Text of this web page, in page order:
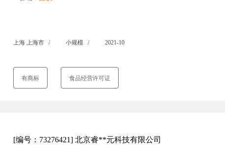
上海 上海市 / 小规模 / 2021-10
有商标 食品经营许可证
[编号：73276421] 北京睿**元科技有限公司